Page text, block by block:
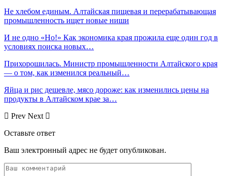
Не хлебом единым. Алтайская пищевая и перерабатывающая
промышленность ищет новые ниши
И не одно «Но!» Как экономика края прожила еще один год в
условиях поиска новых…
Прихорошилась. Министр промышленности Алтайского края
— о том, как изменился реальный…
Яйца и рис дешевле, мясо дороже: как изменились цены на
продукты в Алтайском крае за…
Prev Next
Оставьте ответ
Ваш электронный адрес не будет опубликован.